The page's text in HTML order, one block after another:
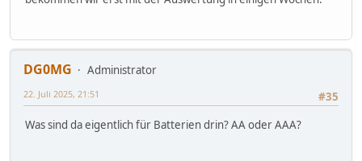
DG0MG
Administrator
#35
22. Juli 2025, 21:51
Was sind da eigentlich für Batterien drin? AA oder AAA?